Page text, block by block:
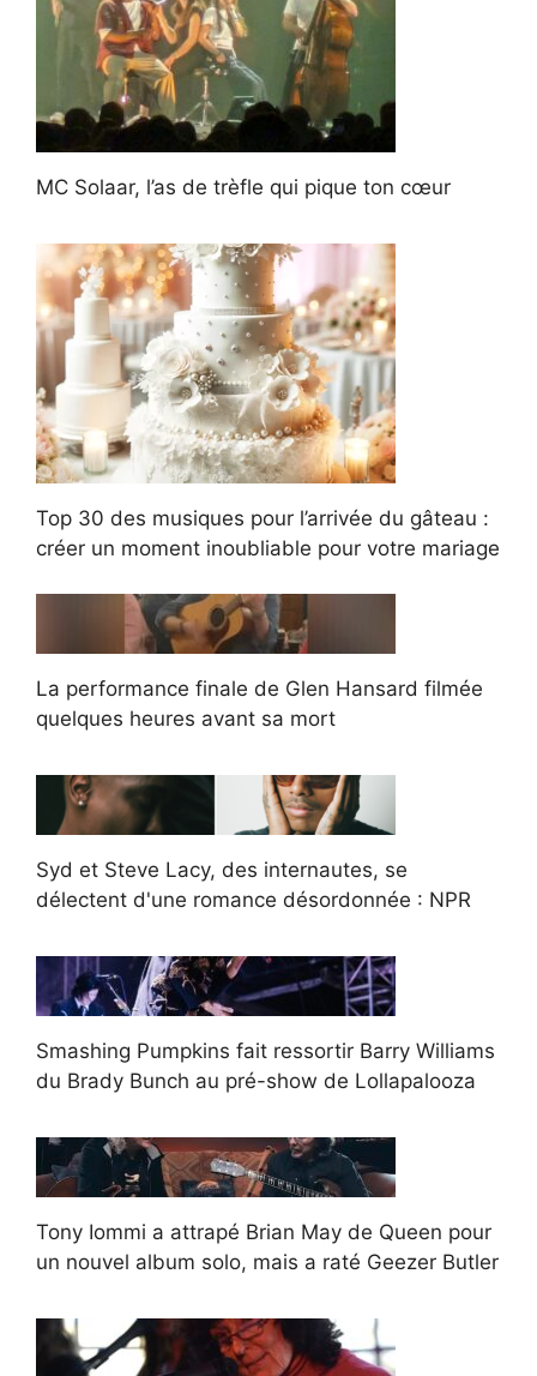
MC Solaar, l’as de trèfle qui pique ton cœur
Top 30 des musiques pour l’arrivée du gâteau :
créer un moment inoubliable pour votre mariage
La performance finale de Glen Hansard filmée
quelques heures avant sa mort
Syd et Steve Lacy, des internautes, se
délectent d'une romance désordonnée : NPR
Smashing Pumpkins fait ressortir Barry Williams
du Brady Bunch au pré-show de Lollapalooza
Tony Iommi a attrapé Brian May de Queen pour
un nouvel album solo, mais a raté Geezer Butler